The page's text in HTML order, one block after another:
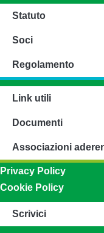
Statuto
Soci
Regolamento
Link utili
Documenti
Associazioni
Privacy Policy
Cookie Policy
Scrivici